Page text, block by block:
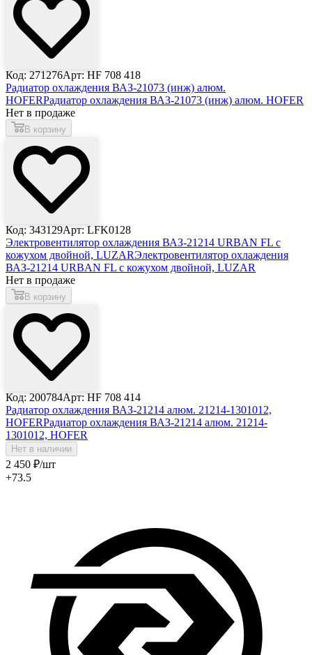
Код: 271276Арт: HF 708 418
Радиатор охлаждения ВАЗ-21073 (инж) алюм.
HOFERРадиатор охлаждения ВАЗ-21073 (инж) алюм. HOFER
Нет в продаже
В корзину
Код: 343129Арт: LFK0128
Электровентилятор охлаждения ВАЗ-21214 URBAN FL с
кожухом двойной, LUZARЭлектровентилятор охлаждения
ВАЗ-21214 URBAN FL с кожухом двойной, LUZAR
Нет в продаже
В корзину
Код: 200784Арт: HF 708 414
Радиатор охлаждения ВАЗ-21214 алюм. 21214-1301012,
HOFERРадиатор охлаждения ВАЗ-21214 алюм. 21214-
1301012, HOFER
Нет в наличии
2 450 ₽/шт
+73.5